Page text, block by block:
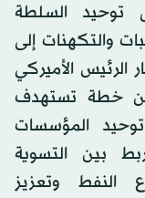
توحيد السلطة
والتكهنات إلى
الرئيس الأميركي
عن خطة تستهدف
المؤسسات
بين التسوية
النفط وتعزيز